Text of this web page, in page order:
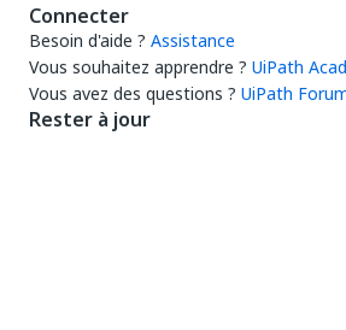
Connecter
Besoin d'aide ? Assistance
Vous souhaitez apprendre ? UiPath
Vous avez des questions ? UiPath
Rester à jour